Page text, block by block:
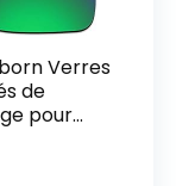
Verres
de
pour